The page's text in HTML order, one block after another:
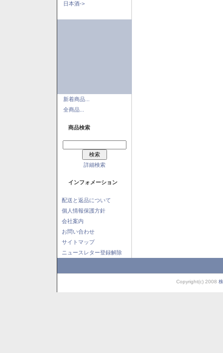
日本酒->
新着商品...
全商品...
商品検索
詳細検索
インフォメーション
配送と返品について
個人情報保護方針
会社案内
お問い合わせ
サイトマップ
ニュースレター登録解除
Copyright(c) 2008